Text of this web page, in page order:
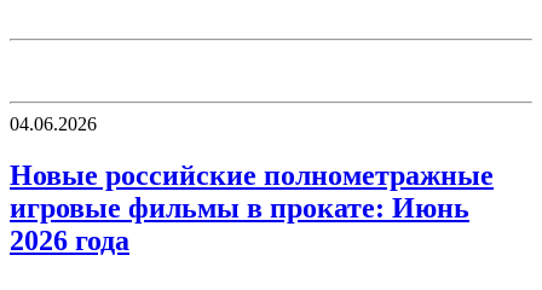
04.06.2026
Новые российские полнометражные
игровые фильмы в прокате: Июнь
2026 года